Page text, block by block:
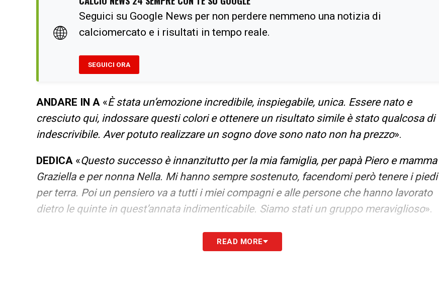
🌐
Seguici su Google News per non perdere nemmeno una notizia di
calciomercato e i risultati in tempo reale.
SEGUICI ORA
ANDARE IN A «È stata un’emozione incredibile, inspiegabile, unica. Essere nato e
cresciuto qui, indossare questi colori e ottenere un risultato simile è stato qualcosa di
indescrivibile. Aver potuto realizzare un sogno dove sono nato non ha prezzo».
DEDICA «Questo successo è innanzitutto per la mia famiglia, per papà Piero e mamma
Graziella e per nonna Nella. Mi hanno sempre sostenuto, facendomi però tenere i piedi
per terra. Poi un pensiero va a tutti i miei compagni e alle persone che hanno lavorato
dietro le quinte in quest’annata indimenticabile. Siamo stati un gruppo meraviglioso».
È ovvio che l’obiettivo principale sarà provare a salvare la
categoria, anche perché nelle tre precedenti occasioni il Frosinone non ci è mai riuscito.
READ MORE